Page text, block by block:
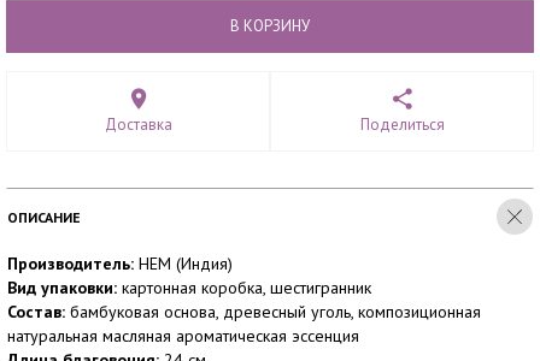
В КОРЗИНУ
Доставка Поделиться
ОПИСАНИЕ
Производитель: HEM (Индия)
Вид упаковки: картонная коробка, шестигранник
Состав: бамбуковая основа, древесный уголь, композиционная
натуральная масляная ароматическая эссенция